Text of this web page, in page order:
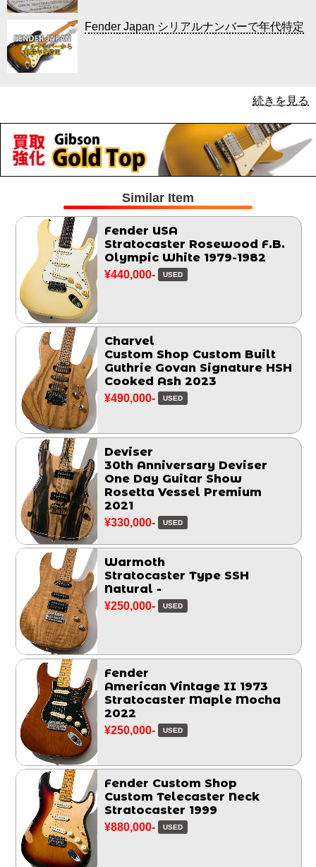
Fender Japan シリアルナンバーで年代特定
続きを見る
Similar Item
Fender USA
Stratocaster Rosewood F.B.
Olympic White 1979-1982
¥440,000- USED
Charvel
Custom Shop Custom Built
Guthrie Govan Signature HSH
Cooked Ash 2023
¥490,000- USED
Deviser
30th Anniversary Deviser
One Day Guitar Show
Rosetta Vessel Premium
2021
¥330,000- USED
Warmoth
Stratocaster Type SSH
Natural -
¥250,000- USED
Fender
American Vintage II 1973
Stratocaster Maple Mocha
2022
¥250,000- USED
Fender Custom Shop
Custom Telecaster Neck
Stratocaster 1999
¥880,000- USED